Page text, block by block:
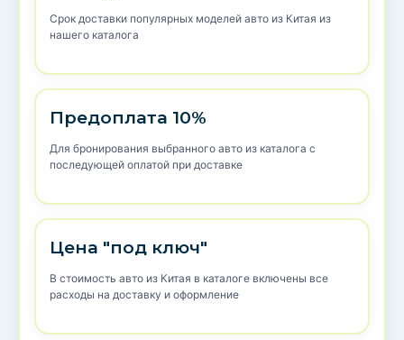
Срок доставки популярных моделей авто из Китая из
нашего каталога
Предоплата 10%
Для бронирования выбранного авто из каталога с
последующей оплатой при доставке
Цена "под ключ"
В стоимость авто из Китая в каталоге включены все
расходы на доставку и оформление